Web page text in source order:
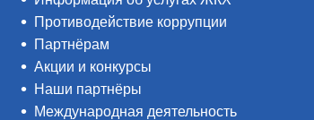
Противодействие коррупции
Партнёрам
Акции и конкурсы
Наши партнёры
Международная деятельность